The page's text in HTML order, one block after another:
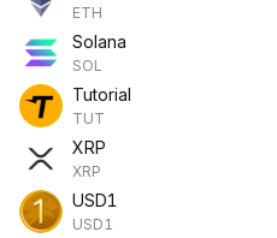
ETH
Solana
SOL
Tutorial
TUT
XRP
XRP
USD1
USD1